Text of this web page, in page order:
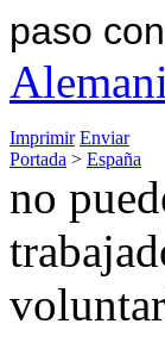
paso
Imprimir Enviar
Portada > España
no